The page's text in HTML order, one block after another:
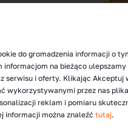
do gromadzenia informacji o
na bieżąco
serwisu i oferty. Klikając Akceptuj
wykorzystywanymi przez nas
reklam i pomiaru
informacji można znaleźć tutaj.